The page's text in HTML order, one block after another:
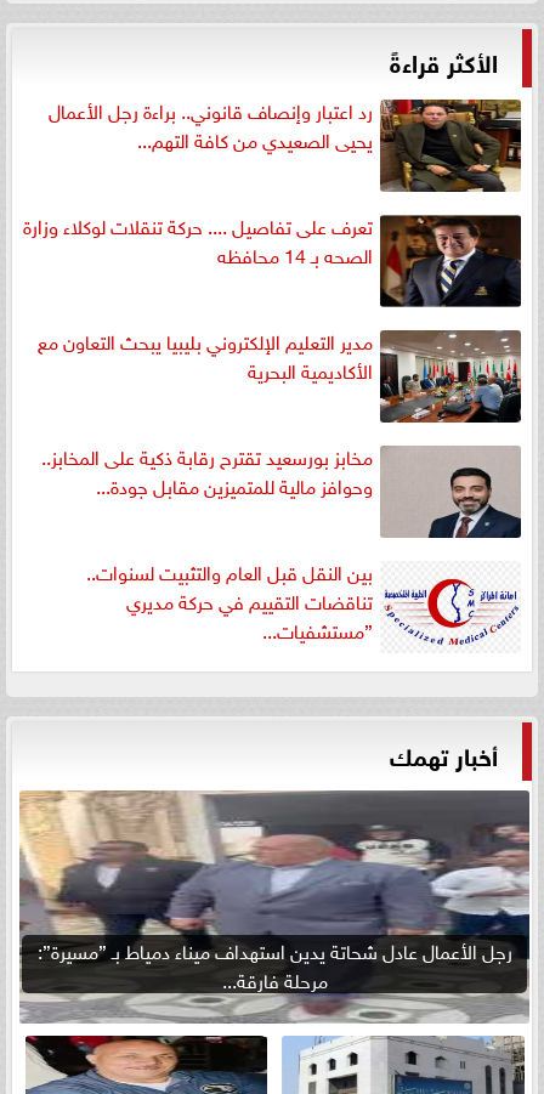
الأكثر قراءةً
رد اعتبار وإنصاف قانوني.. براءة رجل الأعمال
يحيى الصعيدي من كافة التهم...
تعرف على تفاصيل .... حركة تنقلات لوكلاء وزارة
الصحه بـ 14 محافظه
مدير التعليم الإلكتروني بليبيا يبحث التعاون مع
الأكاديمية البحرية
مخابز بورسعيد تقترح رقابة ذكية على المخابز..
وحوافز مالية للمتميزين مقابل جودة...
بين النقل قبل العام والتثبيت لسنوات..
تناقضات التقييم في حركة مديري
”مستشفيات...
أخبار تهمك
رجل الأعمال عادل شحاتة يدين استهداف ميناء دمياط بـ ”مسيرة”:
مرحلة فارقة...